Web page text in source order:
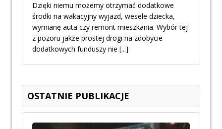
Dzięki niemu możemy otrzymać dodatkowe
środki na wakacyjny wyjazd, wesele dziecka,
wymianę auta czy remont mieszkania. Wybór tej
z pozoru jakże prostej drogi na zdobycie
dodatkowych funduszy nie [...]
OSTATNIE PUBLIKACJE